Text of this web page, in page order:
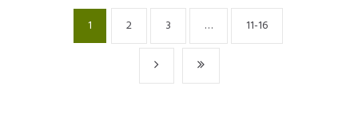
1 2 3 … 11-16